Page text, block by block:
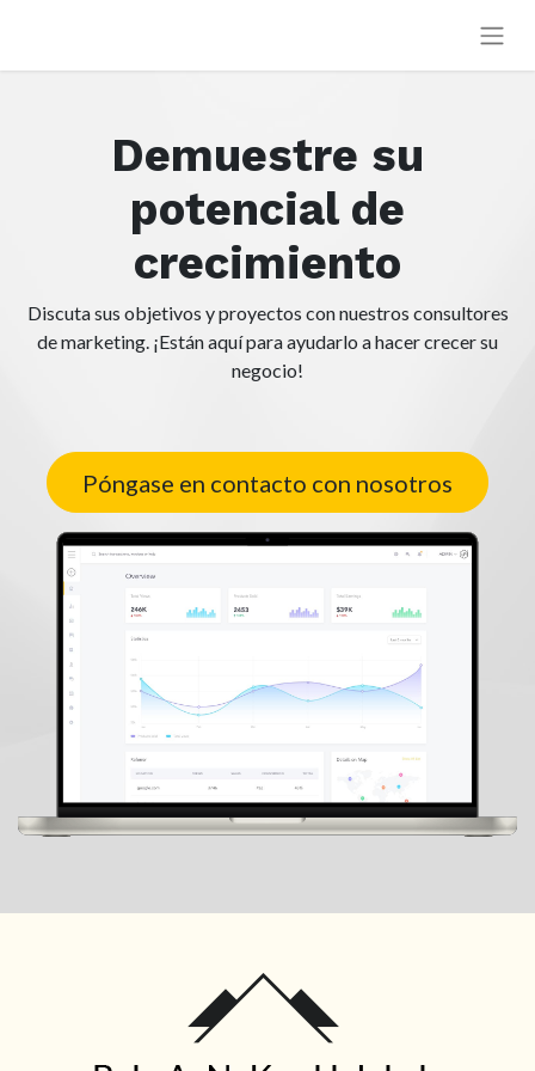
Demuestre su
potencial de
crecimiento
Discuta sus objetivos y proyectos con nuestros consultores
de marketing. ¡Están aquí para ayudarlo a hacer crecer su
negocio!
Póngase en contacto con nosotros